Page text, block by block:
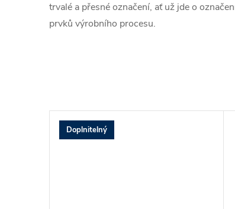
trvalé a přesné označení, ať už jde o
prvků výrobního procesu.
Doplnitelný